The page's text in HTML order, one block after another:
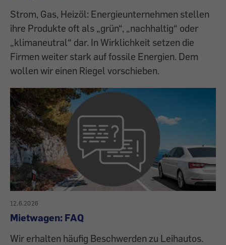
Strom, Gas, Heizöl: Energieunternehmen stellen
ihre Produkte oft als „grün“, „nachhaltig“ oder
„klimaneutral“ dar. In Wirklichkeit setzen die
Firmen weiter stark auf fossile Energien. Dem
wollen wir einen Riegel vorschieben.
12.6.2026
Mietwagen: FAQ
Wir erhalten häufig Beschwerden zu Leihautos.